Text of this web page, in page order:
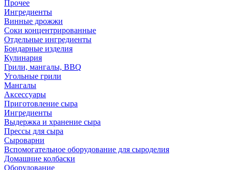
Прочее
Ингредиенты
Винные дрожжи
Соки концентрированные
Отдельные ингредиенты
Бондарные изделия
Кулинария
Грили, мангалы, BBQ
Угольные грили
Мангалы
Аксессуары
Приготовление сыра
Ингредиенты
Выдержка и хранение сыра
Прессы для сыра
Сыроварни
Вспомогательное оборудование для сыроделия
Домашние колбаски
Оборудование